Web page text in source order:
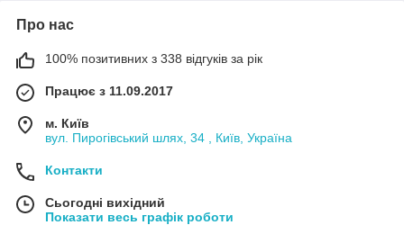
Про нас
100% позитивних з 338 відгуків за рік
Працює з 11.09.2017
м. Київ
вул. Пирогівський шлях, 34 , Київ, Україна
Контакти
Сьогодні вихідний
Показати весь графік роботи